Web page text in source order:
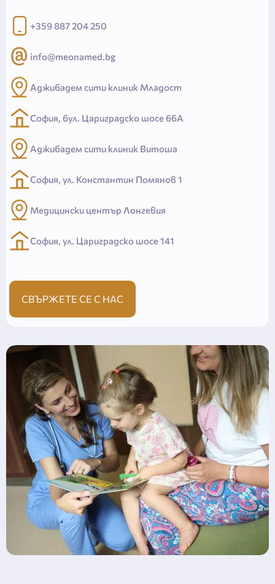
+359 887 204 250
info@meonamed.bg
Аджибадем сити клиник Младост
София, бул. Цариградско шосе 66А
Аджибадем сити клиник Витоша
София, ул. Константин Помянов 1
Медицински център Лонгевия
София, ул. Цариградско шосе 141
СВЪРЖЕТЕ СЕ С НАС